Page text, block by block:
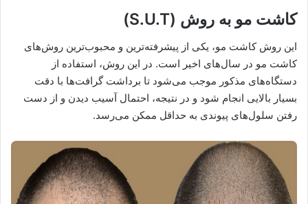
کاشت مو به روش (S.U.T)
این روش کاشت مو، یکی از پیشرفته‌ترین و محبوب‌ترین روش‌های
کاشت مو در سال‌های اخیر است. در این روش، استفاده از
دستگاه‌های مذکور موجب می‌شود تا برداشت گرافت‌ها با دقت
بسیار بالایی انجام شود و در نتیجه، احتمال آسیب دیدن و از دست
رفتن سلول‌های پیوندی به حداقل ممکن می‌رسد.